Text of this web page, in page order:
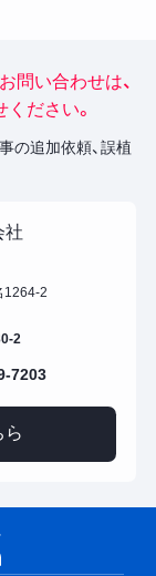
問い合わせは、
ださい。
の追加依頼、誤植
社
1264-2
2
7203
ら